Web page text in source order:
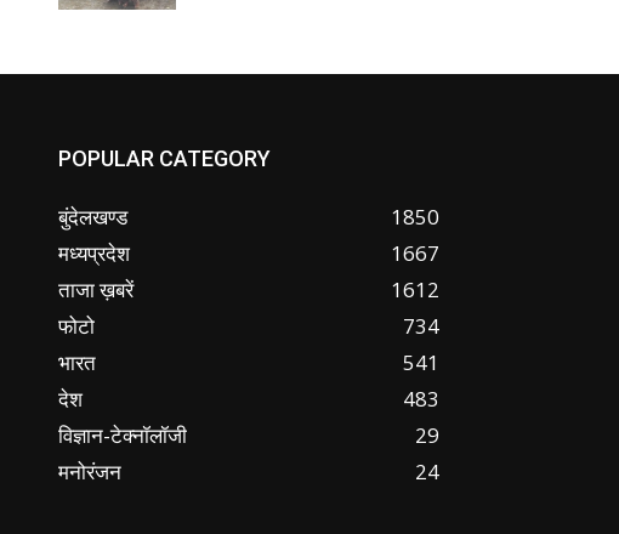
POPULAR CATEGORY
बुंदेलखण्ड
1850
मध्यप्रदेश
1667
ताजा ख़बरें
1612
फोटो
734
भारत
541
देश
483
विज्ञान-टेक्नॉलॉजी
29
मनोरंजन
24